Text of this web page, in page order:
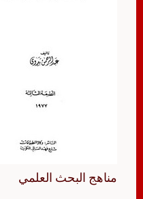
مناهج البحث العلمي